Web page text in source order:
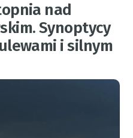
nad
Synoptycy
i silnym